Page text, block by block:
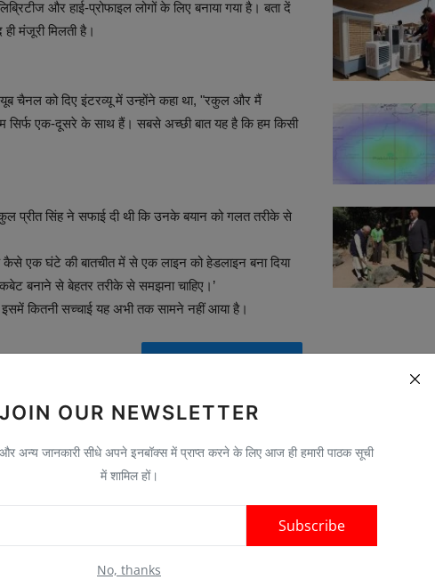
JOIN OUR NEWSLETTER
अन्य जानकारी सीधे अपने इनबॉक्स में प्राप्त करने के लिए आज ही हमारी पाठक सूची
में शामिल हों।
Subscribe
No, thanks
और हाई-प्रोफाइल लोगों के लिए बनाया गया है। बता दें
मंजूरी मिलती है।
चैनल को दिए इंटरव्यू में उन्होंने कहा था, "रकुल और मैं
सिर्फ एक-दूसरे के साथ हैं। सबसे अच्छी बात यह है कि हम किसी
प्रीत सिंह ने सफाई दी थी कि उनके बयान को गलत तरीके से
एक घंटे की बातचीत में से एक लाइन को हेडलाइन बना दिया
बनाने से बेहतर तरीके से समझना चाहिए।’
कितनी सच्चाई यह अभी तक सामने नहीं आया है।
World Cup: Shafali Verma का बड़ा बयान, ऑस्ट्रेलिया